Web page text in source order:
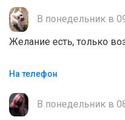
В понедельник в
Желание есть,
На телефон
В понедельник в